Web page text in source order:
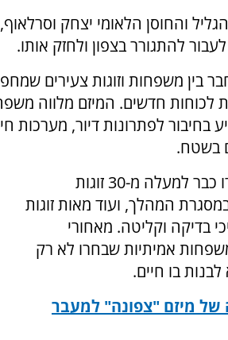
והחוסן הלאומי יצחק
להתגורר בצפון ולחזק אותו.
בין משפחות וזוגות צעירים
לכוחות חדשים. המיזם מלווה
בחיבור לפתרונות דיור, מערכות
בשטח.
בשנה האחרונה בלבד עברו כבר למעלה מ-30 זוגות
המהלך, ועוד מאות זוגות
בדיקה וקליטה. מאחורי
אמיתיות שבחרו לא רק
בו חיים.
מיזם "צפונה" למעבר